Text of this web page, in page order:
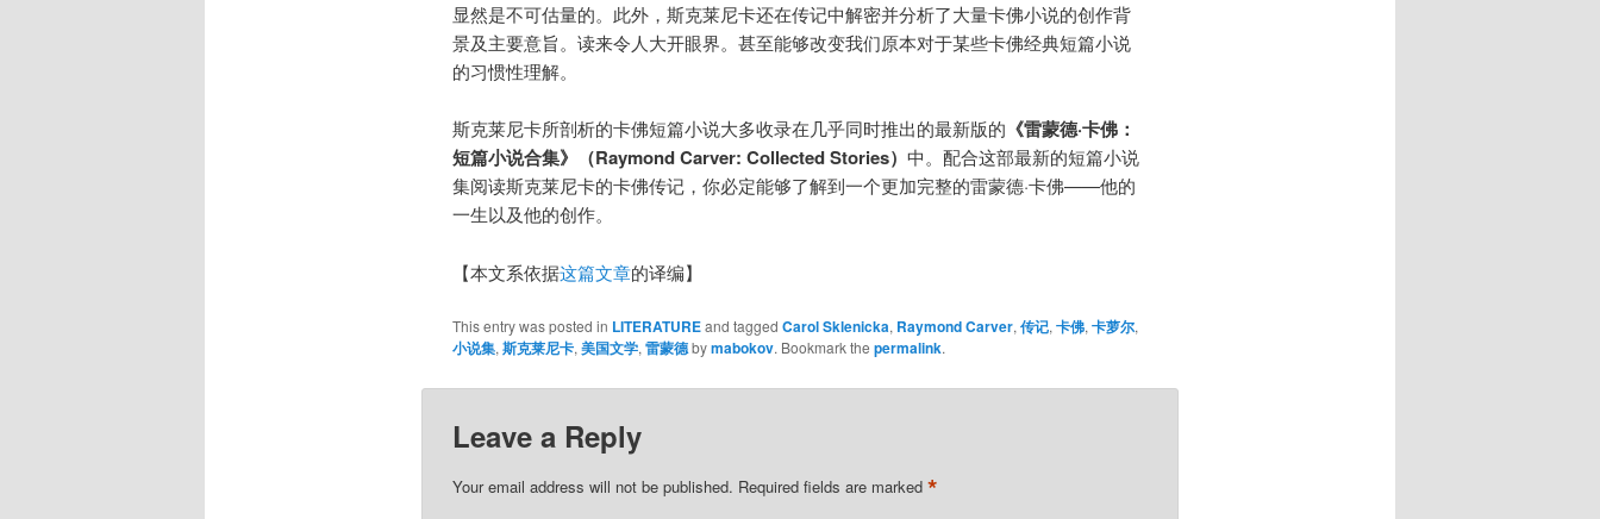
显然是不可估量的。此外，斯克莱尼卡还在传记中解密并分析了大量卡佛小说的创作背
景及主要意旨。读来令人大开眼界。甚至能够改变我们原本对于某些卡佛经典短篇小说
的习惯性理解。
斯克莱尼卡所剖析的卡佛短篇小说大多收录在几乎同时推出的最新版的 《雷蒙德·卡佛：
短篇小说合集》（Raymond Carver: Collected Stories） 中。配合这部最新的短篇小说
集阅读斯克莱尼卡的卡佛传记，你必定能够了解到一个更加完整的雷蒙德·卡佛——他的
一生以及他的创作。
【本文系依据这篇文章的译编】
This entry was posted in LITERATUREand tagged Carol Sklenicka, Raymond Carver, 传记, 卡佛, 卡萝尔,
小说集, 斯克莱尼卡, 美国文学, 雷蒙德bymabokov. Bookmark the permalink.
Leave a Reply
Your email address will not be published. Required fields are marked *